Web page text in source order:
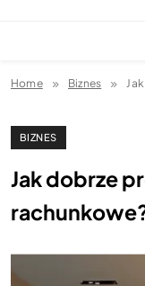
Home Biznes
BIZNES
Jak dobrze